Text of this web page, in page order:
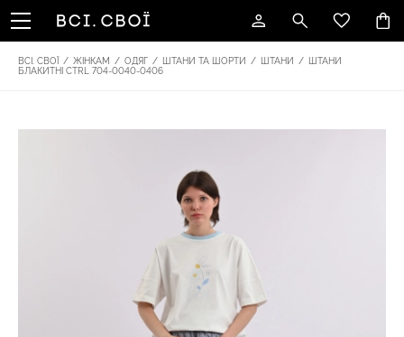
ВСІ. СВОЇ / ЖІНКАМ / ОДЯГ / ШТАНИ ТА ШОРТИ / ШТАНИ /
ШТАНИ
БЛАКИТНІ CTRL 704-0040-0406